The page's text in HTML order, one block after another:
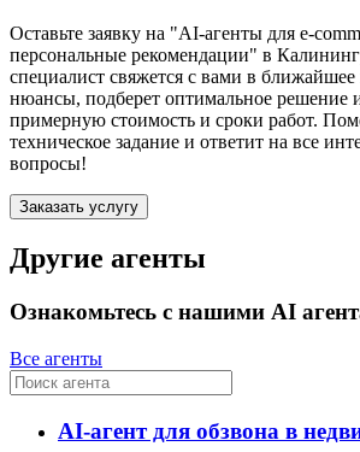
Оставьте заявку на "AI-агенты для e-
персональные рекомендации" в
специалист свяжется с вами в ближайшее
нюансы, подберет оптимальное решение
примерную стоимость и сроки работ.
техническое задание и ответит на все
вопросы!
Заказать услугу
Другие агенты
Ознакомьтесь с нашими AI
Все агенты
AI-агент для обзвона в